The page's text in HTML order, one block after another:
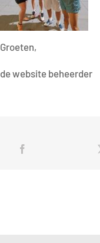
Groeten,
de website beheerder